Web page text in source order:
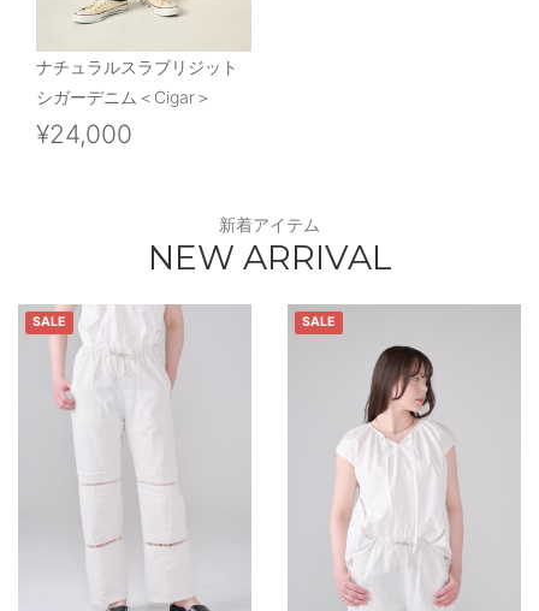
ナチュラルスラブリジット
シガーデニム＜Cigar＞
¥24,000
新着アイテム
NEW ARRIVAL
SALE SALE